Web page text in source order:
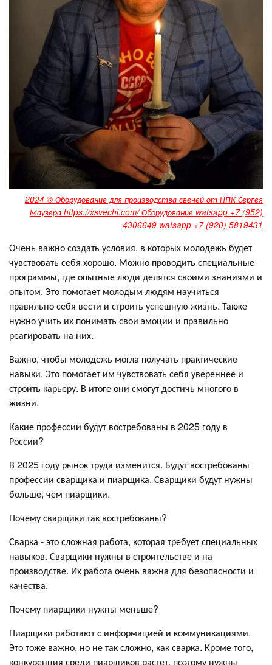
2024 © Оборудование для производства свечей от НПК Сергея
Маузера https://xsvechi.com/ Оборудование watsapp +7 (952)
4306649 watsapp +7 (920) 5819431
Очень важно создать условия, в которых молодежь будет
чувствовать себя хорошо. Можно проводить специальные
программы, где опытные люди делятся своими знаниями и
опытом. Это помогает молодым людям научиться
правильно себя вести и строить успешную жизнь. Также
нужно учить их понимать свои эмоции и правильно
реагировать на них.
Важно, чтобы молодежь могла получать практические
навыки. Это помогает им чувствовать себя увереннее и
строить карьеру. В итоге они смогут достичь многого в
жизни.
Какие профессии будут востребованы в 2025 году в
России?
В 2025 году рынок труда изменится. Будут востребованы
профессии сварщика и пиарщика. Сварщики будут нужны
больше, чем пиарщики.
Почему сварщики так востребованы?
Сварка - это сложная работа, которая требует специальных
навыков. Сварщики нужны в строительстве и на
производстве. Их работа очень важна для безопасности и
качества.
Почему пиарщики нужны меньше?
Пиарщики работают с информацией и коммуникациями.
Это тоже важно, но не так сложно, как сварка. Кроме того,
конкуренция среди пиарщиков растет, поэтому нужны